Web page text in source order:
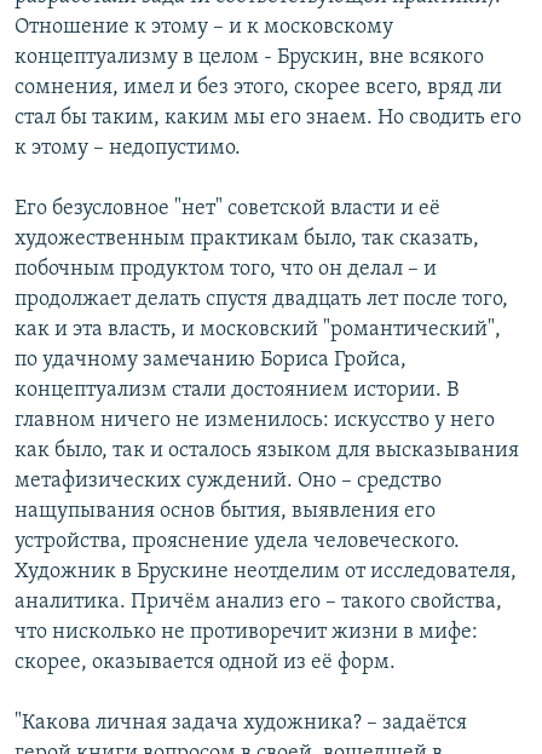
Отношение к этому – и к московскому
концептуализму в целом - Брускин, вне всякого
сомнения, имел и без этого, скорее всего, вряд ли
стал бы таким, каким мы его знаем. Но сводить его
к этому – недопустимо.
Его безусловное "нет" советской власти и её
художественным практикам было, так сказать,
побочным продуктом того, что он делал – и
продолжает делать спустя двадцать лет после того,
как и эта власть, и московский "романтический",
по удачному замечанию Бориса Гройса,
концептуализм стали достоянием истории. В
главном ничего не изменилось: искусство у него
как было, так и осталось языком для высказывания
метафизических суждений. Оно – средство
нащупывания основ бытия, выявления его
устройства, прояснение удела человеческого.
Художник в Брускине неотделим от исследователя,
аналитика. Причём анализ его – такого свойства,
что нисколько не противоречит жизни в мифе:
скорее, оказывается одной из её форм.
"Какова личная задача художника? – задаётся